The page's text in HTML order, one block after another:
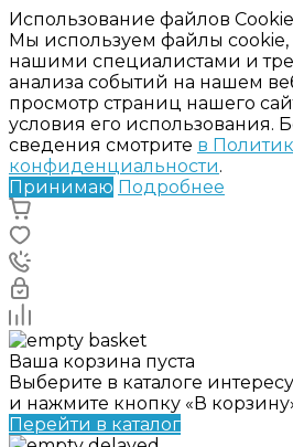
Использование файлов Cookie
Мы используем файлы cookie,
нашими специалистами и
анализа событий на нашем
просмотр страниц нашего
условия его использования.
сведения смотрите в
конфиденциальности.
Принимаю Подробнее
Ваша корзина пуста
Выберите в каталоге
и нажмите кнопку «В
Перейти в каталог